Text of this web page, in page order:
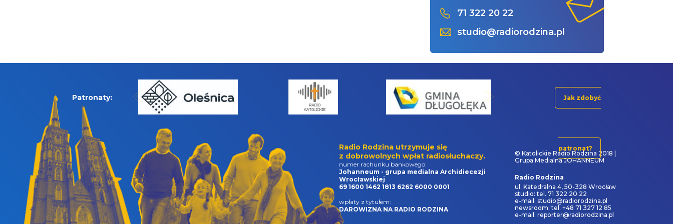
71 322 20 22
studio@radiorodzina.pl
Patronaty: Jak zdobyć
patronat?
Radio Rodzina utrzymuje się
z dobrowolnych wpłat radiosłuchaczy.
numer rachunku bankowego:
Johanneum - grupa medialna Archidiecezji
Wrocławskiej
69 1600 1462 1813 6262 6000 0001
wpłaty z tytułem:
DAROWIZNA NA RADIO RODZINA
© Katolickie Radio Rodzina 2018 |
Grupa Medialna JOHANNEUM
Radio Rodzina
ul. Katedralna 4, 50-328 Wrocław
studio: tel. 71 322 20 22
e-mail: studio@radiorodzina.pl
newsroom: tel. +48 71 327 12 85
e-mail: reporter@radiorodzina.pl